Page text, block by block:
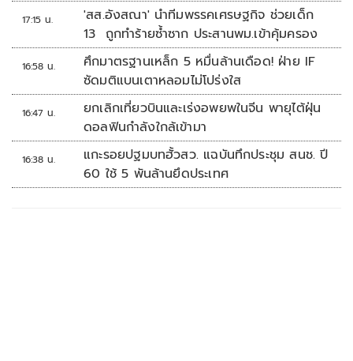
17:15 น.
'สส.อังสณา' นำทีมพรรคเศรษฐกิจ ช่วยเด็ก
13 ถูกทำร้ายซ้ำซาก ประสานพม.เข้าคุ้มครอง
16:58 น.
ศึกมาตรฐานเหล็ก 5 หมื่นล้านเดือด! ฝ่าย IF
ซัดมติแบนเตาหลอมไม่โปร่งใส
16:47 น.
ยกเลิกเที่ยวบินและเร่งอพยพในจีน พายุไต้ฝุ่น
ดอลฟินกำลังใกล้เข้ามา
16:38 น.
แกะรอยปฐมบทฮั้วสว. แฉบันทึกประชุม สนช. ปี
60 ใช้ 5 พันล้านยึดประเทศ